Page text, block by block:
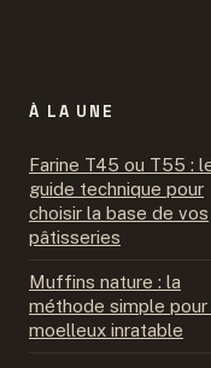
À LA UNE
Farine T45 ou T55 :
guide technique pour
choisir la base de vos
pâtisseries
Muffins nature : la
méthode simple pour
moelleux inratable